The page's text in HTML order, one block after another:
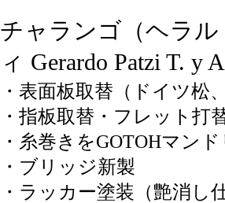
チャランゴ（ヘラ
ィ Gerardo Patzi T. y
・表面板取替（ドイツ松
・指板取替・フレット打
・糸巻きをGOTOHマン
・ブリッジ新製
・ラッカー塗装（艶消し